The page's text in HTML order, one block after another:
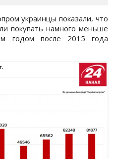
украинцы показали, что
покупать намного меньше
годом после 2015 года